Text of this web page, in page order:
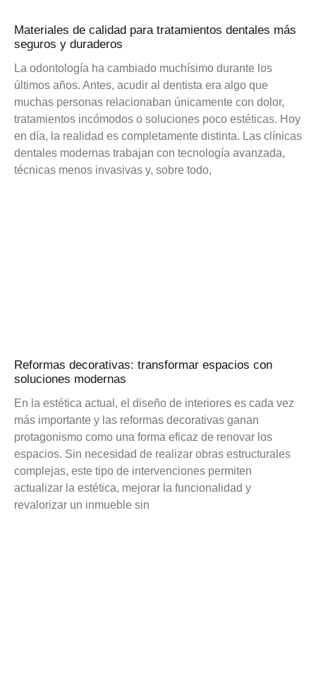
Materiales de calidad para tratamientos dentales más
seguros y duraderos
La odontología ha cambiado muchísimo durante los
últimos años. Antes, acudir al dentista era algo que
muchas personas relacionaban únicamente con dolor,
tratamientos incómodos o soluciones poco estéticas. Hoy
en día, la realidad es completamente distinta. Las clínicas
dentales modernas trabajan con tecnología avanzada,
técnicas menos invasivas y, sobre todo,
Reformas decorativas: transformar espacios con
soluciones modernas
En la estética actual, el diseño de interiores es cada vez
más importante y las reformas decorativas ganan
protagonismo como una forma eficaz de renovar los
espacios. Sin necesidad de realizar obras estructurales
complejas, este tipo de intervenciones permiten
actualizar la estética, mejorar la funcionalidad y
revalorizar un inmueble sin